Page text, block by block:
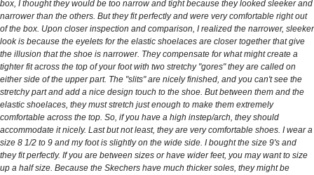
box, I thought they would be too narrow and tight because they looked sleeker and
narrower than the others. But they fit perfectly and were very comfortable right out
of the box. Upon closer inspection and comparison, I realized the narrower, sleeker
look is because the eyelets for the elastic shoelaces are closer together that give
the illusion that the shoe is narrower. They compensate for what might create a
tighter fit across the top of your foot with two stretchy "gores" they are called on
either side of the upper part. The "slits" are nicely finished, and you can't see the
stretchy part and add a nice design touch to the shoe. But between them and the
elastic shoelaces, they must stretch just enough to make them extremely
comfortable across the top. So, if you have a high instep/arch, they should
accommodate it nicely. Last but not least, they are very comfortable shoes. I wear a
size 8 1/2 to 9 and my foot is slightly on the wide side. I bought the size 9's and
they fit perfectly. If you are between sizes or have wider feet, you may want to size
up a half size. Because the Skechers have much thicker soles, they might be